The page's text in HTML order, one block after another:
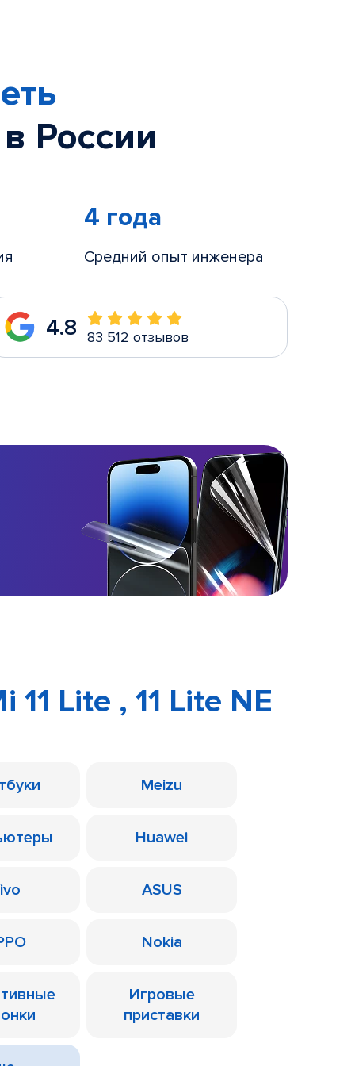
России
4 года
Средний опыт инженера
4.8 83 512 отзывов
11 Lite , 11 Lite NE
Meizu
Huawei
ASUS
Nokia
Игровые
приставки